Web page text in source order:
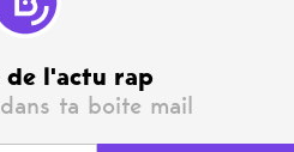
de l'actu rap
ta boite mail